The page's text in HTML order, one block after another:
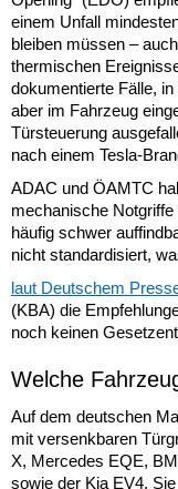
einem Unfall
bleiben müssen –
thermischen
dokumentierte Fälle,
aber im Fahrzeug
Türsteuerung
nach einem Tesla-
ADAC und ÖAMTC
mechanische
häufig schwer
nicht standardisiert,
laut Deutschem
(KBA) die
noch keinen
Welche
Auf dem deutschen
mit versenkbaren
X, Mercedes EQE,
sowie der Kia EV4.